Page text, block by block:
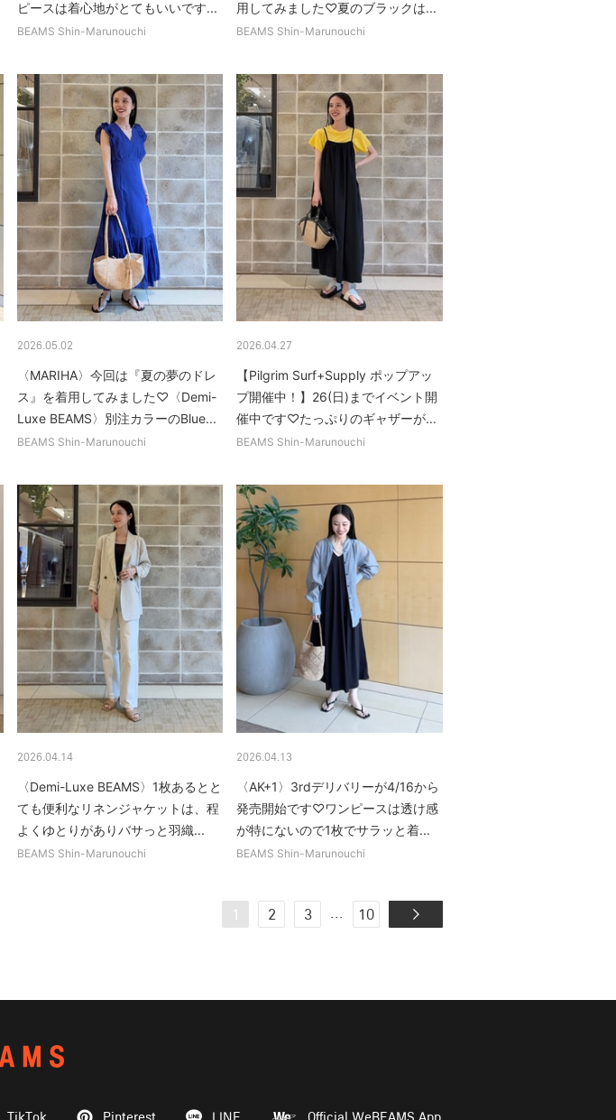
ピースは着心地がとてもいいです...
BEAMS Shin-Marunouchi
用してみました♡夏のブラックは...
BEAMS Shin-Marunouchi
2026.05.02
〈MARIHA〉今回は『夏の夢のドレ
ス』を着用してみました♡〈Demi-
Luxe BEAMS〉別注カラーのBlue...
BEAMS Shin-Marunouchi
2026.04.27
【Pilgrim Surf+Supply ポップアッ
プ開催中！】26(日)までイベント開
催中です♡たっぷりのギャザーが...
BEAMS Shin-Marunouchi
2026.04.14
〈Demi-Luxe BEAMS〉1枚あるとと
ても便利なリネンジャケットは、程
よくゆとりがありバサっと羽織...
BEAMS Shin-Marunouchi
2026.04.13
〈AK+1〉3rdデリバリーが4/16から
発売開始です♡ワンピースは透け感
が特にないので1枚でサラッと着...
BEAMS Shin-Marunouchi
1 2 3 ... 10